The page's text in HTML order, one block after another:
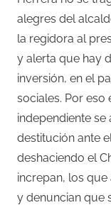
alegres del
la regidora al
y alerta que hay
inversión, en el
sociales. Por eso
independiente
destitución ante
deshaciendo el
increpan, los
y denuncian que